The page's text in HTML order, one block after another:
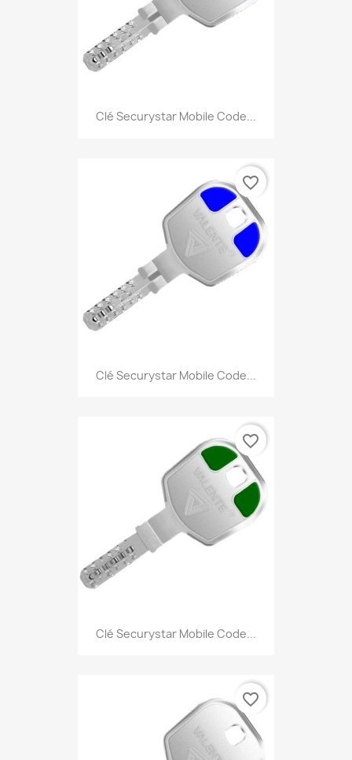
Clé Securystar Mobile Code...
Clé Securystar Mobile Code...
favorite_border
Clé Securystar Mobile Code...
favorite_border
favorite_border